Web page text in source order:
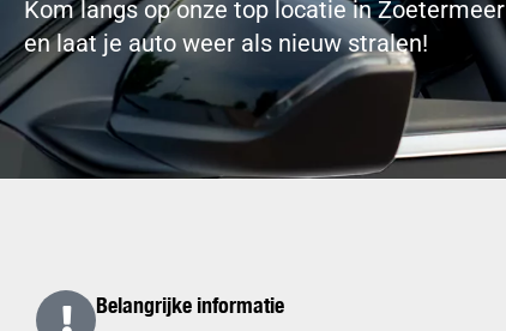
Kom langs op onze top locatie in Zoetermeer
en laat je auto weer als nieuw stralen!
Belangrijke informatie